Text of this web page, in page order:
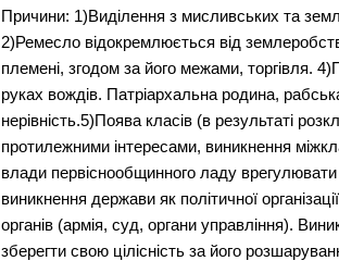
Причини: 1)Виділення з мисливських та
2)Ремесло відокремлюється від
племені, згодом за його межами, торгівля.
руках вождів. Патріархальна родина,
нерівність.5)Поява класів (в результаті
протилежними інтересами, виникнення
влади первіснообщинного ладу
виникнення держави як політичної
органів (армія, суд, органи управління).
зберегти свою цілісність за його